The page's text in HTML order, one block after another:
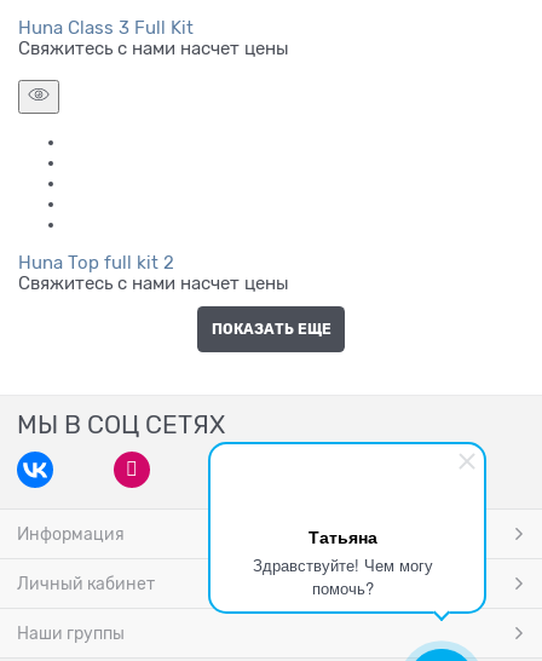
Татьяна
Здравствуйте! Чем могу
помочь?
Huna Class 3 Full Kit
Свяжитесь с нами насчет цены
Huna Top full kit 2
Свяжитесь с нами насчет цены
ПОКАЗАТЬ ЕЩЕ
МЫ В СОЦ СЕТЯХ
Информация
Личный кабинет
Наши группы